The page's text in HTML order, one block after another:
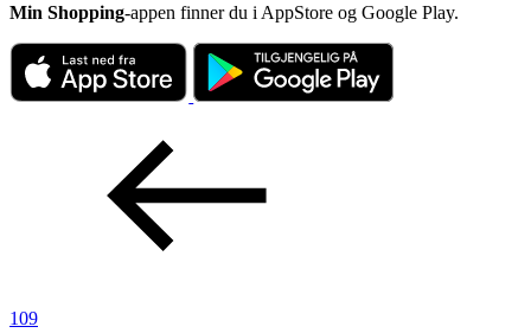
Min Shopping-appen finner du i AppStore og Google Play.
109